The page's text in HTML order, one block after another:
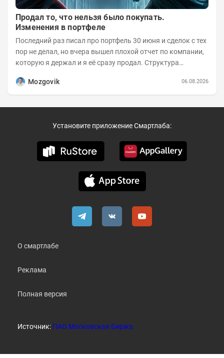
Продал то, что нельзя было покупать.
Изменения в портфеле
Последний раз писал про портфель 30 июня и сделок с тех
пор не делал, но вчера вышел плохой отчет по компании,
которую я держал и я её сразу продал. Структура
Mozgovik
06.08.2026
Установите приложение Смартлаба:
О смартлабе
Реклама
Полная версия
Источник: ПАО Московская Биржа